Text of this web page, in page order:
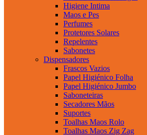
Higiene Intima
Maos e Pes
Perfumes
Protetores Solares
Repelentes
Sabonetes
Dispensadores
Frascos Vazios
Papel Higiénico Folha
Papel Higiénico Jumbo
Saboneteiras
Secadores Mãos
Suportes
Toalhas Maos Rolo
Toalhas Maos Zig Zag